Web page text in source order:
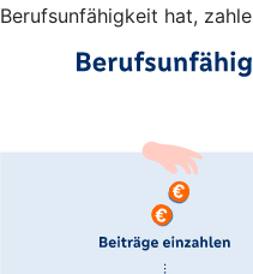
Berufsunfähigkeit hat,